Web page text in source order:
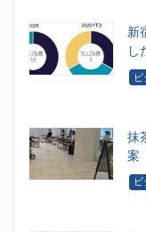
新
し
抹
案